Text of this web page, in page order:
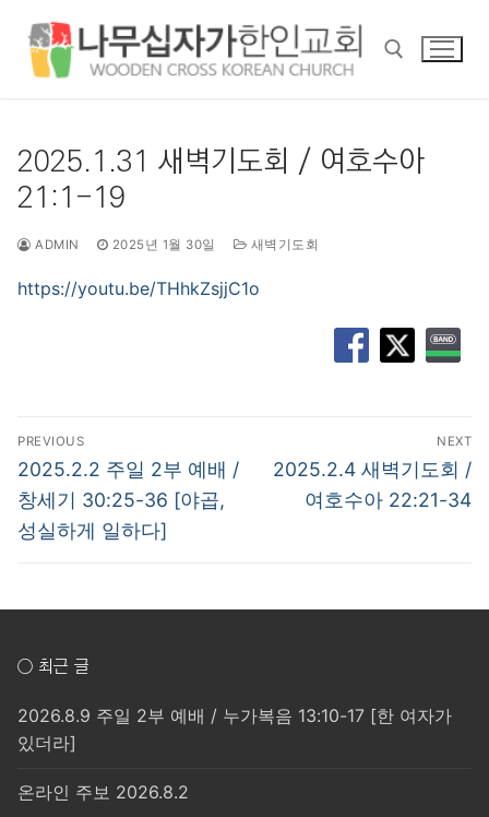
2025.1.31 새벽기도회 / 여호수아
21:1-19
ADMIN 2025년 1월 30일 새벽기도회
https://youtu.be/THhkZsjjC1o
글
탐
색
PREVIOUS
Previous
post:
2025.2.2 주일 2부 예배 /
창세기 30:25-36 [야곱,
성실하게 일하다]
NEXT
Next
post:
2025.2.4 새벽기도회 /
여호수아 22:21-34
○ 최근 글
2026.8.9 주일 2부 예배 / 누가복음 13:10-17 [한 여자가
있더라]
온라인 주보 2026.8.2